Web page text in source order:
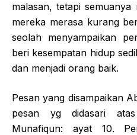
malasan, tetapi
mereka merasa kurang
seolah menyampaikan
beri kesempatan hidup
dan menjadi orang baik.
Pesan yang disampaikan
pesan yg didasari
Munafiqun: ayat 10.